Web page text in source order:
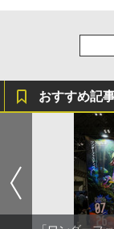
おすすめ記